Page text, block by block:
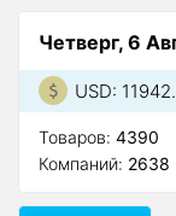
Четверг, 6
USD:
Товаров: 4390
Компаний: 2638